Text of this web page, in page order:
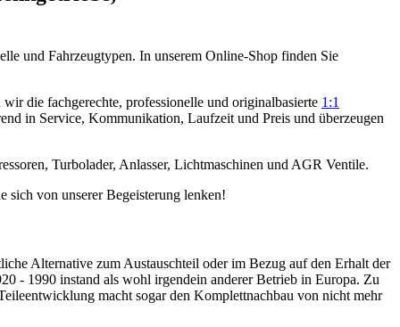
und Fahrzeugtypen. In unserem Online-Shop finden Sie
die fachgerechte, professionelle und originalbasierte 1:1
in Service, Kommunikation, Laufzeit und Preis und überzeugen
Turbolader, Anlasser, Lichtmaschinen und AGR Ventile.
sich von unserer Begeisterung lenken!
Alternative zum Austauschteil oder im Bezug auf den Erhalt der
- 1990 instand als wohl irgendein anderer Betrieb in Europa. Zu
macht sogar den Komplettnachbau von nicht mehr